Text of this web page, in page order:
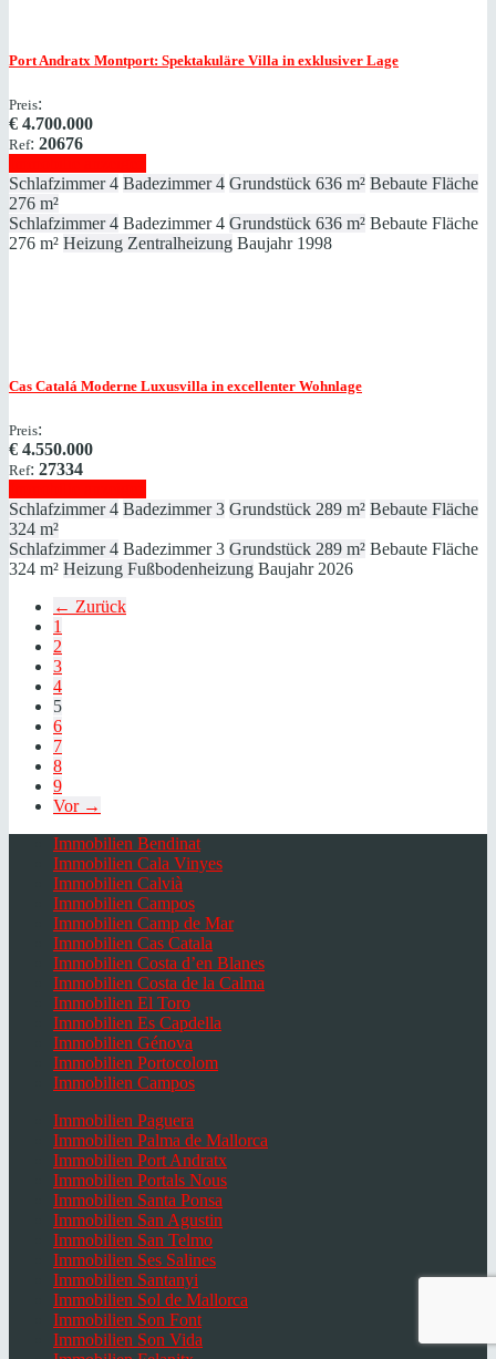
Port Andratx Montport: Spektakuläre Villa in exklusiver Lage
Preis:
€ 4.700.000
Ref: 20676
Schlafzimmer 4 Badezimmer 4 Grundstück 636 m² Bebaute Fläche
276 m²
Schlafzimmer 4 Badezimmer 4 Grundstück 636 m² Bebaute Fläche
276 m² Heizung Zentralheizung Baujahr 1998
Cas Catalá Moderne Luxusvilla in excellenter Wohnlage
Preis:
€ 4.550.000
Ref: 27334
Schlafzimmer 4 Badezimmer 3 Grundstück 289 m² Bebaute Fläche
324 m²
Schlafzimmer 4 Badezimmer 3 Grundstück 289 m² Bebaute Fläche
324 m² Heizung Fußbodenheizung Baujahr 2026
← Zurück
1
2
3
4
5
6
7
8
9
Vor →
Immobilien Bendinat
Immobilien Cala Vinyes
Immobilien Calvià
Immobilien Campos
Immobilien Camp de Mar
Immobilien Cas Catala
Immobilien Costa d’en Blanes
Immobilien Costa de la Calma
Immobilien El Toro
Immobilien Es Capdella
Immobilien Génova
Immobilien Portocolom
Immobilien Campos
Immobilien Paguera
Immobilien Palma de Mallorca
Immobilien Port Andratx
Immobilien Portals Nous
Immobilien Santa Ponsa
Immobilien San Agustin
Immobilien San Telmo
Immobilien Ses Salines
Immobilien Santanyi
Immobilien Sol de Mallorca
Immobilien Son Font
Immobilien Son Vida